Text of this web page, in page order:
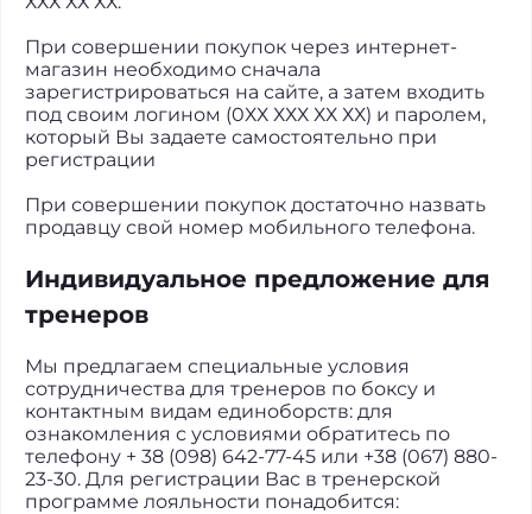
При совершении покупок через интернет-
магазин необходимо сначала
зарегистрироваться на сайте, а затем входить
под своим логином (0ХХ ХХХ ХХ ХХ) и паролем,
который Вы задаете самостоятельно при
регистрации
При совершении покупок достаточно назвать
продавцу свой номер мобильного телефона.
Индивидуальное предложение для
тренеров
Мы предлагаем специальные условия
сотрудничества для тренеров по боксу и
контактным видам единоборств: для
ознакомления с условиями обратитесь по
телефону + 38 (098) 642-77-45 или +38 (067) 880-
23-30. Для регистрации Вас в тренерской
программе лояльности понадобится: